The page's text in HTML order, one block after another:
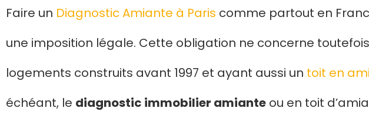
Faire un Diagnostic Amiante à Paris comme partout en
une imposition légale. Cette obligation ne concerne
logements construits avant 1997 et ayant aussi un toit en
échéant, le diagnostic immobilier amiante ou en toit